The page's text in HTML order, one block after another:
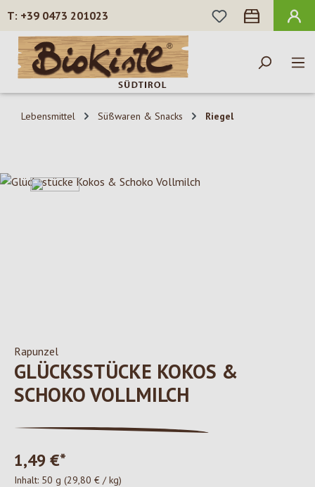
Zum Hauptinhalt springen
+39 0473 201023
DU HAST 0
Lebensmittel Süßwaren & Snacks Riegel
Bildergalerie überspringen
Rapunzel
GLÜCKSSTÜCKE KOKOS &
SCHOKO VOLLMILCH
1,49 €*
Inhalt: 50 g (29,80 € / kg)